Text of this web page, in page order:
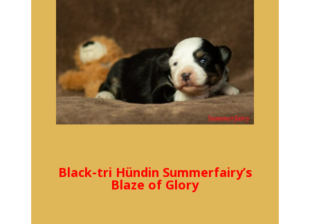
Black-tri Hündin Summerfairy’s
Blaze of Glory